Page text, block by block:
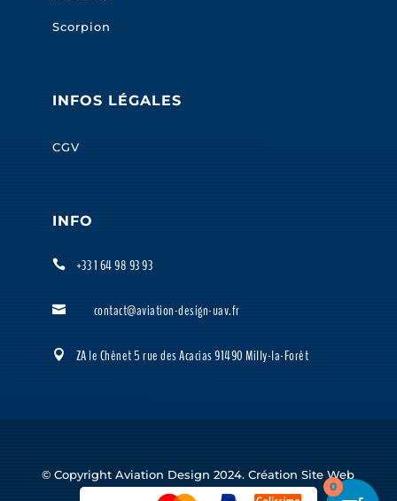
Scorpion
INFOS LÉGALES
CGV
INFO
 +33 1 64 98 93 93
 contact@aviation-design-uav.fr
 ZA le Chênet 5 rue des Acacias 91490 Milly-la-Forêt
© Copyright Aviation Design 2024. Création Site Web
0